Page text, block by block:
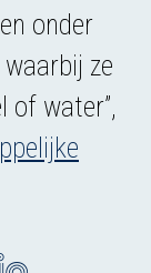
onder
ze
of water”,